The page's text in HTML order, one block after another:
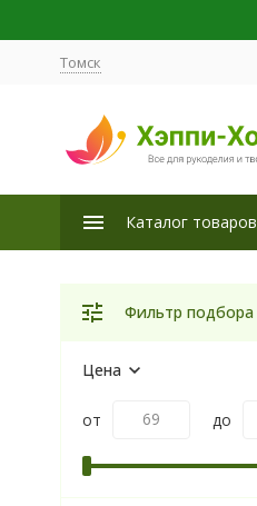
Томск
Каталог товаров
Фильтр подбора
Цена
от до